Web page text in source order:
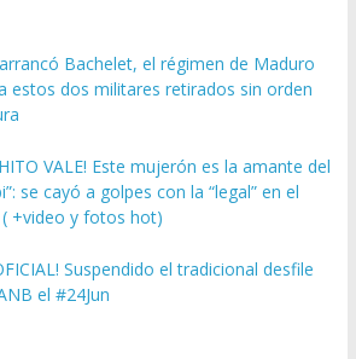
Bachelet, el régimen de Maduro
estos dos militares retirados sin orden
VALE! Este mujerón es la amante del
se cayó a golpes con la “legal” en el
+video y fotos hot)
Suspendido el tradicional desfile
el #24Jun